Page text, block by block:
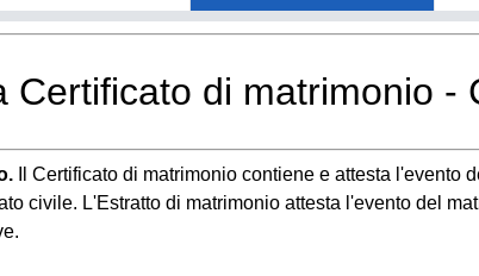
Certificato di matrimonio -
Il Certificato di matrimonio contiene e attesta
civile. L'Estratto di matrimonio attesta l'evento del